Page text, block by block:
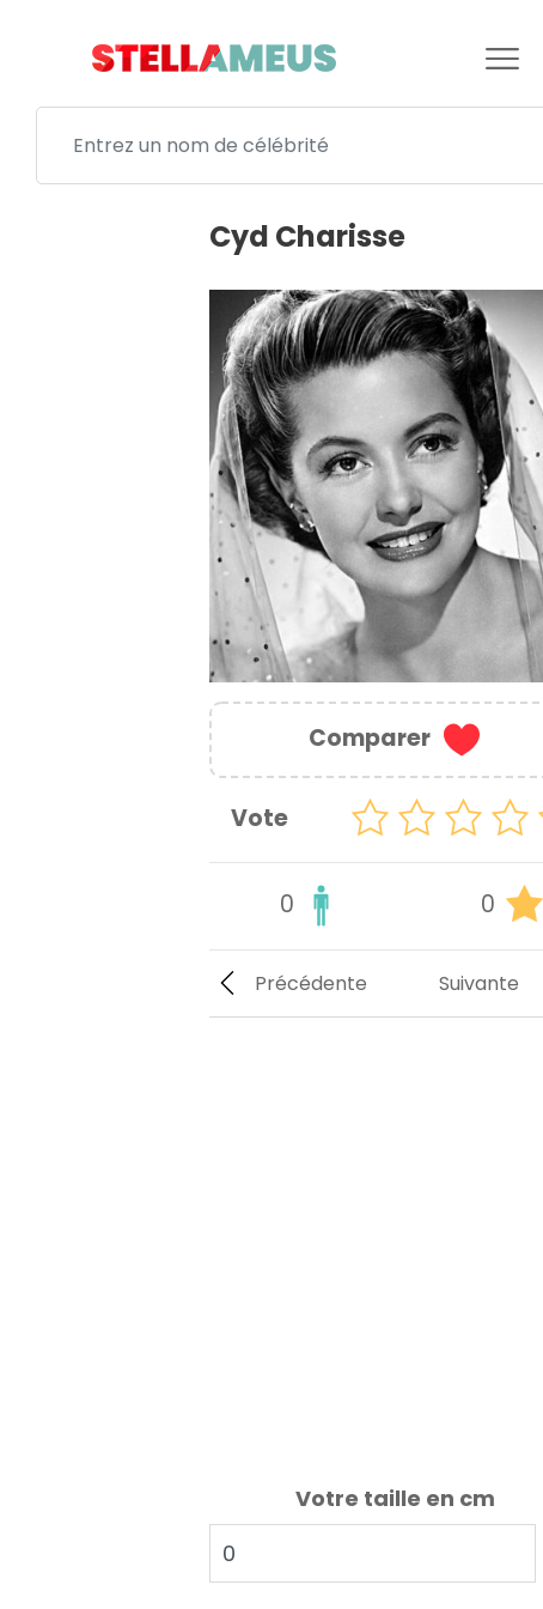
Cyd Charisse
Comparer
Vote
0 0
Suivante
Précédente
Votre taille en cm